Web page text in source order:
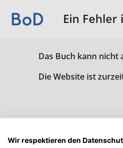
Ein
Das Buch kann nicht
Die Website ist
Wir respektieren den